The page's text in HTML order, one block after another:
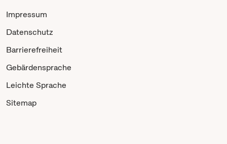
Impressum
Datenschutz
Barrierefreiheit
Gebärdensprache
Leichte Sprache
Sitemap